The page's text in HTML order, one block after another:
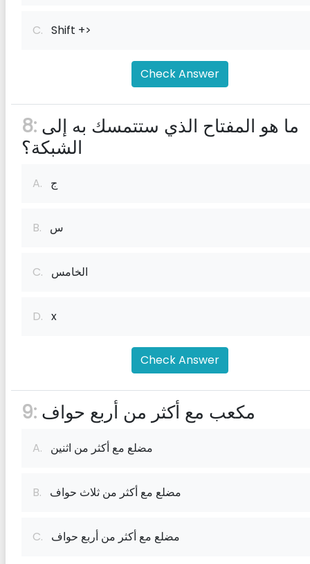
C. Shift +>
Check Answer
8:
الشبكة؟
A. ج
B. س
C. الخامس
D. x
Check Answer
9: مكعب مع أكثر من أربع حواف
A. مضلع مع أكثر من اثنين
B. مضلع مع أكثر من ثلاث حواف
C. مضلع مع أكثر من أربع حواف